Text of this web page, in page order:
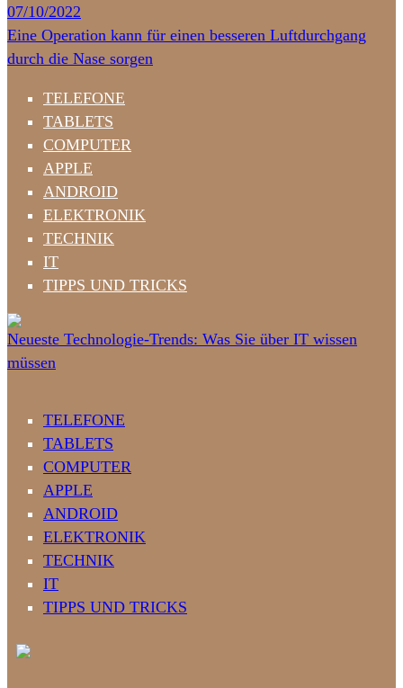
07/10/2022
Eine Operation kann für einen besseren Luftdurchgang
durch die Nase sorgen
TELEFONE
TABLETS
COMPUTER
APPLE
ANDROID
ELEKTRONIK
TECHNIK
IT
TIPPS UND TRICKS
Neueste Technologie-Trends: Was Sie über IT wissen
müssen
TELEFONE
TABLETS
COMPUTER
APPLE
ANDROID
ELEKTRONIK
TECHNIK
IT
TIPPS UND TRICKS